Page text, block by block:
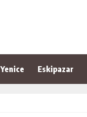
Yenice Eskipazar